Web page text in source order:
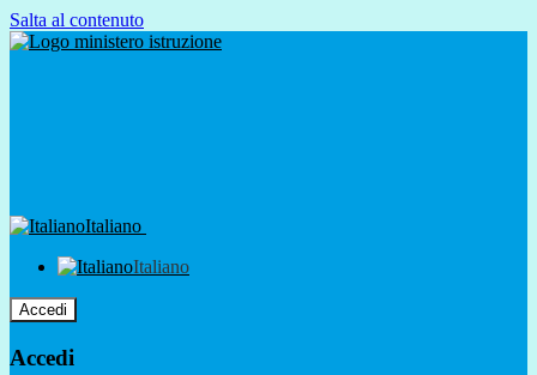
Salta al contenuto
Italiano
Italiano
Accedi
Accedi